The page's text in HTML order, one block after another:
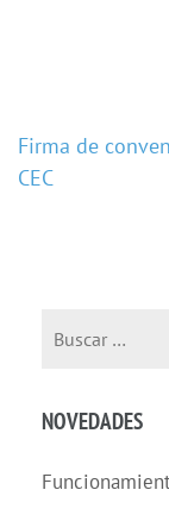
de
Firma de
CEC
NOVEDADES